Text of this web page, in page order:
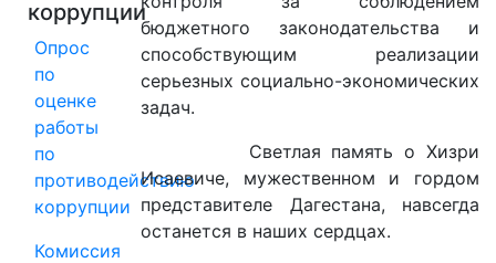
коррупции
Опрос
по
оценке
работы
по
противодействию
коррупции
Комиссия
бюджетного законодательства и
способствующим реализации
серьезных социально-экономических
задач.
Светлая память о Хизри
Исаевиче, мужественном и гордом
представителе Дагестана, навсегда
останется в наших сердцах.